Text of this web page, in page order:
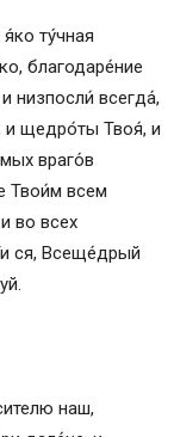
ту́чная
благодаре́ние
низпосли́ всегда́,
и щедро́ты Твоя́, и
враго́в
Твои́м всем
во всех
ся, Всеще́дрый
наш,